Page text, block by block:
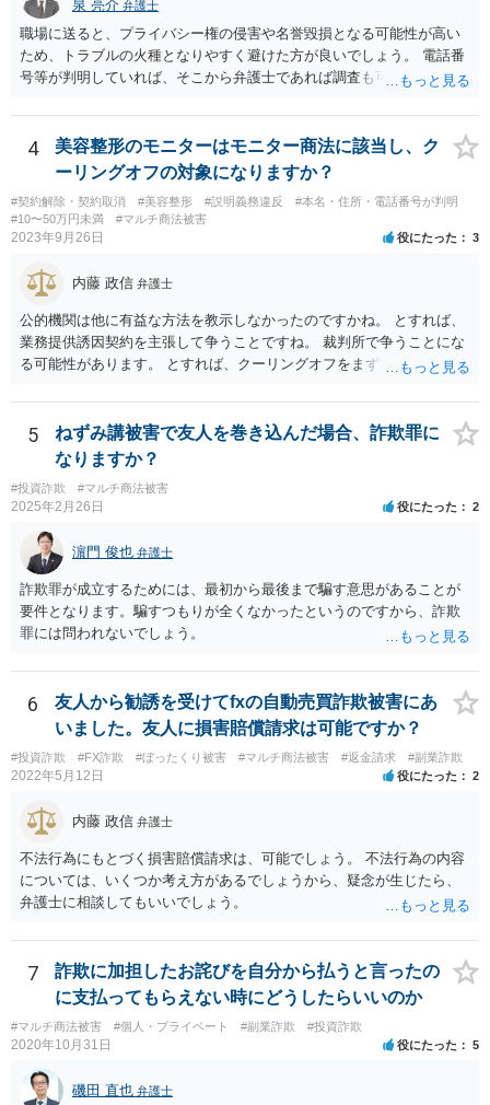
等を示したからといって、これをもって被害者の過失と評価し、被害
者の加害者に対する損害賠償から被害者の落ち度等相当分を減額する
ことにすれば必ず不法行為の成果をその分確保することができること
になるが、そのような事態を容認することは、結果として、不法行為
るにも似て、明らかに正義と法の精神に反するからである。したがっ
て、故意の不法行為の場合、特段の事情がない限り、被害者の落ち度
等を過失と評価して損害額の減額事由とすることは許されない。」と
判示した。 （２）東京高等裁判所平成３０年５月２３日裁判例 裁判所
は、「故意ある不法行為（詐欺行為）に対する過失相殺の適用」につ
いて「本件のような故意による不法行為であって犯罪成立可能性すら
あるものによる被害について、過失相殺をすることは、極力避けるべ
きである。・・・過失相殺は、当事者間の公平を図るため、損害賠償
の額を定めるに当たって、被害者の過失を考慮する制度であるとこ
ろ、第１審被告らの不法行為は、故意による違法な詐欺行為であっ
て、このような場合に、被害者である第１審原告らの損害額を減額す
ることは、加害者である第１審被告らに対し、故意に違法な手段で取
資詐欺（ポンジスキーム）等の事例においては、相手方が故意に騙し
た事案であれば、過失相殺の主張は封じられることになります。
泉 亮介 弁護士
職場に送ると、プライバシー権の侵害や名誉毀損となる可能性が高い
ため、トラブルの火種となりやすく避けた方が良いでしょう。 電話番
号等が判明していれば、そこから弁護士であれば調査も可能です。
4
美容整形のモニターはモニター商法に該当し、ク
ーリングオフの対象になりますか？
#契約解除・契約取消 #美容整形 #説明義務違反
#本名・住所・電話番号が判明
#10〜50万円未満
#マルチ商法被害
2023年9月26日 役にたった 3
内藤 政信 弁護士
公的機関は他に有益な方法を教示しなかったのですかね。 とすれば、
業務提供誘因契約を主張して争うことですね。 裁判所で争うことにな
る可能性があります。 とすれば、クーリングオフをまず実行すること
5
ねずみ講被害で友人を巻き込んだ場合、詐欺罪に
なりますか？
#投資詐欺 #マルチ商法被害
2025年2月26日 役にたった 2
濵門 俊也 弁護士
詐欺罪が成立するためには、最初から最後まで騙す意思があることが
要件となります。騙すつもりが全くなかったというのですから、詐欺
罪には問われないでしょう。
6
友人から勧誘を受けてfxの自動売買詐欺被害にあ
いました。友人に損害賠償請求は可能ですか？
#投資詐欺 #FX詐欺 #ぼったくり被害 #マルチ商法被害 #返金請求 #副業詐欺
2022年5月12日 役にたった 2
内藤 政信 弁護士
不法行為にもとづく損害賠償請求は、可能でしょう。 不法行為の内容
については、いくつか考え方があるでしょうから、疑念が生じたら、
弁護士に相談してもいいでしょう。
7
詐欺に加担したお詫びを自分から払うと言ったの
に支払ってもらえない時にどうしたらいいのか
#マルチ商法被害 #個人・プライベート #副業詐欺 #投資詐欺
2020年10月31日 役にたった 5
磯田 直也 弁護士